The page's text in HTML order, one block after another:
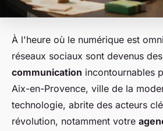
À l'heure où le numérique est
réseaux sociaux sont devenus des
communication incontournables
Aix-en-Provence, ville de la
technologie, abrite des acteurs
révolution, notamment votre